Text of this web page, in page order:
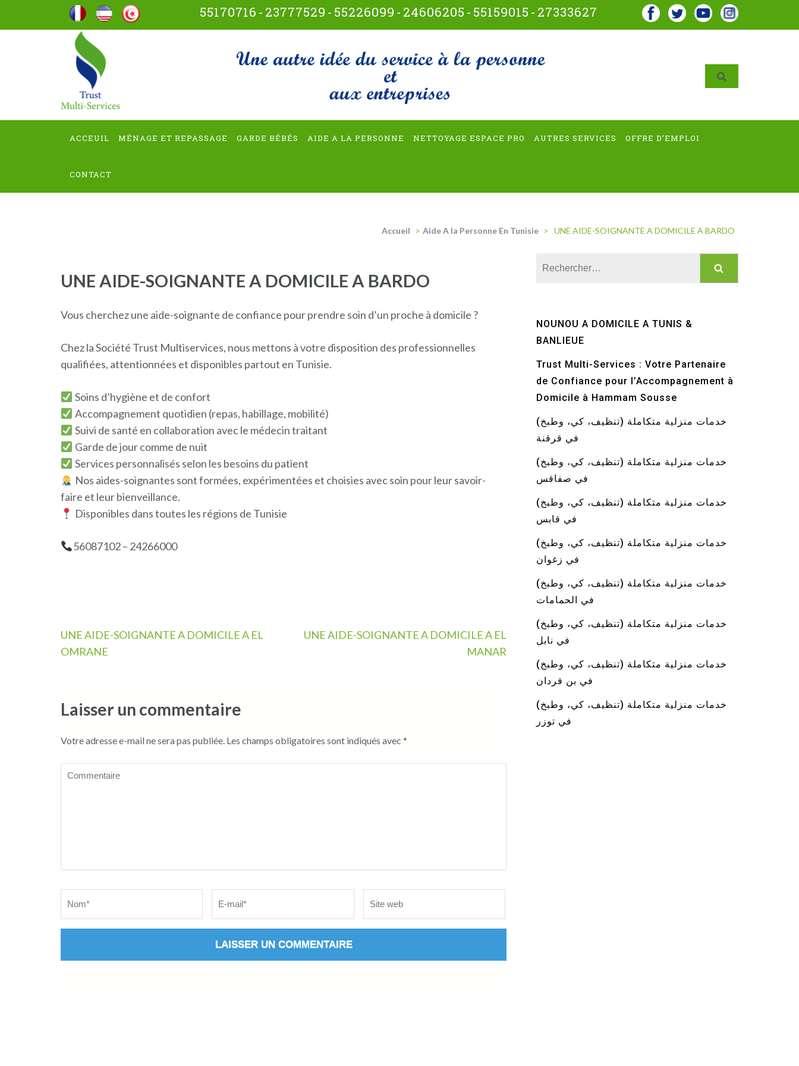
55170716 - 23777529 - 55226099 - 24606205 - 55159015 - 27333627
trust-multiservices
ACCEUIL MÉNAGE ET REPASSAGE GARDE BÉBÉS AIDE A LA PERSONNE NETTOYAGE ESPACE PRO AUTRES SERVICES OFFRE D’EMPLOI
CONTACT
Accueil > Aide A la Personne En Tunisie > UNE AIDE-SOIGNANTE A DOMICILE A BARDO
UNE AIDE-SOIGNANTE A DOMICILE A BARDO
Vous cherchez une aide-soignante de confiance pour prendre soin d’un proche à domicile ?
Chez la Société Trust Multiservices, nous mettons à votre disposition des professionnelles
qualifiées, attentionnées et disponibles partout en Tunisie.
Soins d’hygiène et de confort
Accompagnement quotidien (repas, habillage, mobilité)
Suivi de santé en collaboration avec le médecin traitant
Garde de jour comme de nuit
Services personnalisés selon les besoins du patient
Nos aides-soignantes sont formées, expérimentées et choisies avec soin pour leur savoir-
faire et leur bienveillance.
Disponibles dans toutes les régions de Tunisie
56087102 – 24266000
Navigation
de
UNE AIDE-SOIGNANTE A DOMICILE A EL
OMRANE
UNE AIDE-SOIGNANTE A DOMICILE A EL
MANAR
Laisser un commentaire
Votre adresse e-mail ne sera pas publiée. Les champs obligatoires sont indiqués avec *
Commentaire
Rechercher :
NOUNOU A DOMICILE A TUNIS &
BANLIEUE
Trust Multi-Services : Votre Partenaire
de Confiance pour l’Accompagnement à
Domicile à Hammam Sousse
خدمات منزلية متكاملة (تنظيف، كي، وطبخ)
في قرقنة
خدمات منزلية متكاملة (تنظيف، كي، وطبخ)
في صفاقس
خدمات منزلية متكاملة (تنظيف، كي، وطبخ)
في قابس
خدمات منزلية متكاملة (تنظيف، كي، وطبخ)
في زغوان
خدمات منزلية متكاملة (تنظيف، كي، وطبخ)
في الحمامات
خدمات منزلية متكاملة (تنظيف، كي، وطبخ)
في نابل
خدمات منزلية متكاملة (تنظيف، كي، وطبخ)
في بن قردان
خدمات منزلية متكاملة (تنظيف، كي، وطبخ)
في توزر